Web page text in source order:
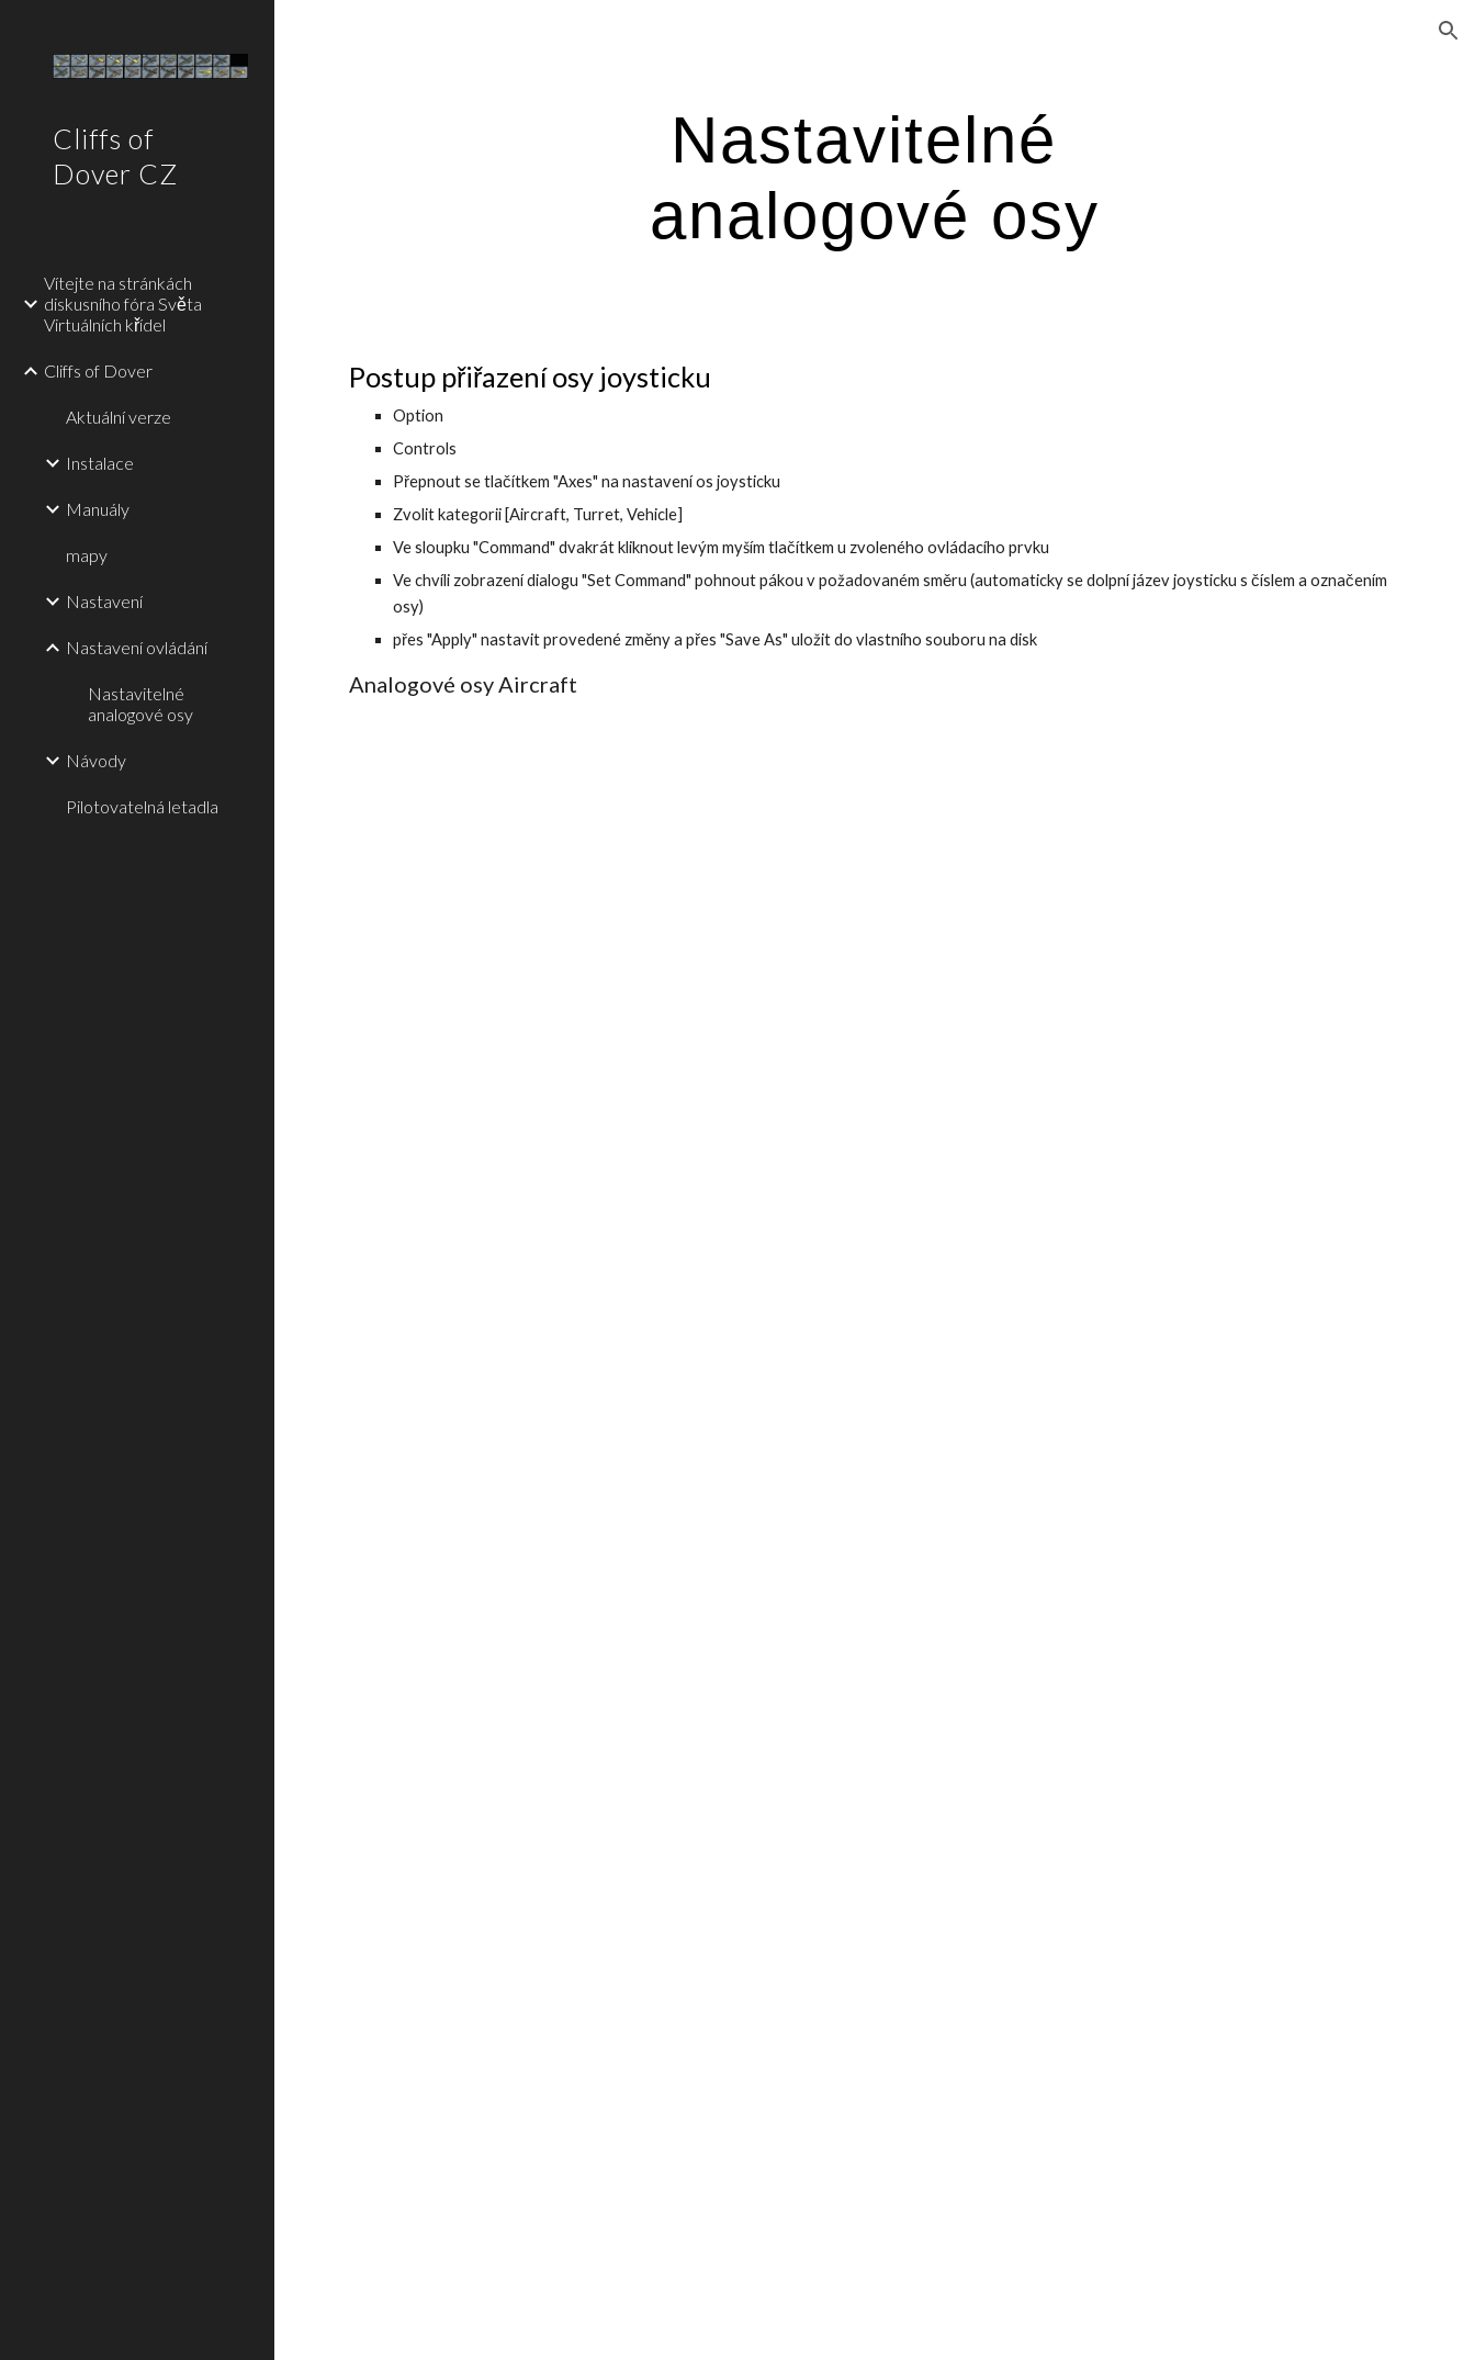
Cliffs of
Dover CZ
Vítejte na stránkách
diskusního fóra Světa
Virtuálních křídel
Cliffs of Dover
Aktuální verze
Instalace
Manuály
mapy
Nastavení
Nastavení ovládání
Nastavitelné
analogové osy
Návody
Pilotovatelná letadla
Nastavitelné
analogové osy
Postup přiřazení osy joysticku
Option
Controls
Přepnout se tlačítkem "Axes" na nastavení os joysticku
Zvolit kategorii [Aircraft, Turret, Vehicle]
Ve sloupku "Command" dvakrát kliknout levým myším tlačítkem u zvoleného ovládacího prvku
Ve chvíli zobrazení dialogu "Set Command" pohnout pákou v požadovaném směru (automaticky se dolpní jázev joysticku s číslem a označením
osy)
přes "Apply" nastavit provedené změny a přes "Save As" uložit do vlastního souboru na disk
Analogové osy Aircraft